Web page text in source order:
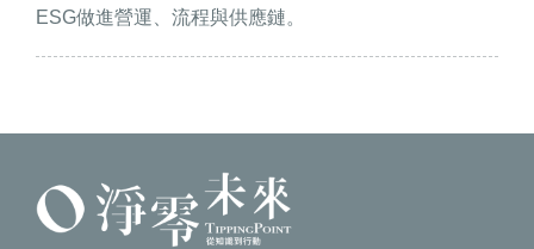
ESG做進營運、流程與供應鏈。